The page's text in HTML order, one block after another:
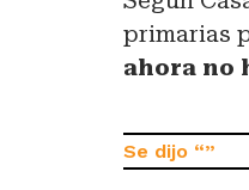
primarias
ahora no